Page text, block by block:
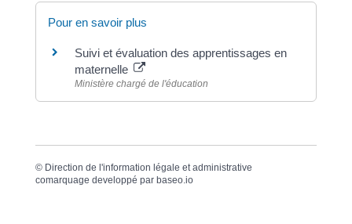
Pour en savoir plus
Suivi et évaluation des apprentissages en
maternelle
Ministère chargé de l'éducation
© Direction de l'information légale et administrative
comarquage developpé par baseo.io